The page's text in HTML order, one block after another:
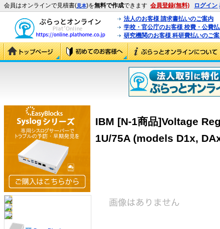
会員はオンラインで見積書(見本)を無料で作成できます 会員登録(無料) ログイン
法人のお客様 請求書払いのご案内
学校・官公庁のお客様 校費・公費
研究機関のお客様 科研費払いのご
IBM [N-1商品]Voltage
1U/75A (models D1x,